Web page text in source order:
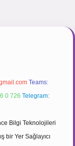
Teams:
0 726 Telegram:
Bilgi Teknolojileri
bir Yer Sağlayıcı